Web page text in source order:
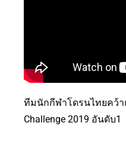
ทีมนักกีฬาโดรนไทยคว้า
Challenge 2019 อันดับ1